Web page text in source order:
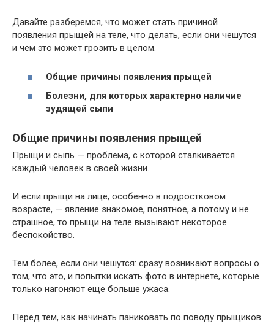
Давайте разберемся, что может стать причиной
появления прыщей на теле, что делать, если они чешутся
и чем это может грозить в целом.
Общие причины появления прыщей
Болезни, для которых характерно наличие
зудящей сыпи
Общие причины появления прыщей
Прыщи и сыпь — проблема, с которой сталкивается
каждый человек в своей жизни.
И если прыщи на лице, особенно в подростковом
возрасте, — явление знакомое, понятное, а потому и не
страшное, то прыщи на теле вызывают некоторое
беспокойство.
Тем более, если они чешутся: сразу возникают вопросы о
том, что это, и попытки искать фото в интернете, которые
только нагоняют еще больше ужаса.
Перед тем, как начинать паниковать по поводу прыщиков